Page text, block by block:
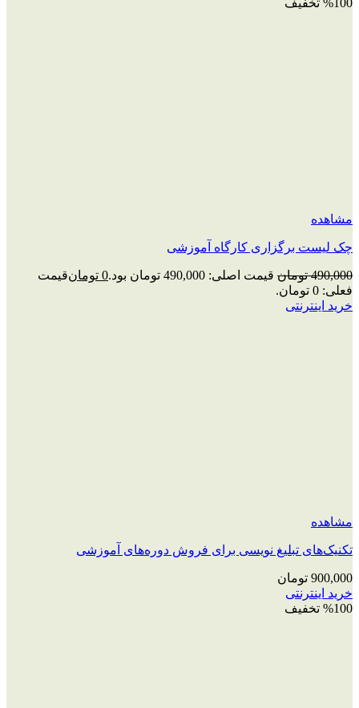
%100 تخفیف
مشاهده
چک‌ لیست برگزاری کارگاه آموزشی
490,000 تومان قیمت اصلی: 490,000 تومان بود. 0 تومانقیمت
فعلی: 0 تومان.
خرید اینترنتی
مشاهده
تکنیک‌های تبلیغ نویسی برای فروش دوره‌های آموزشی
900,000 تومان
خرید اینترنتی
%100 تخفیف